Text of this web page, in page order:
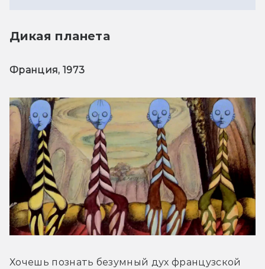
Дикая планета
Франция, 1973
Хочешь познать безумный дух французской